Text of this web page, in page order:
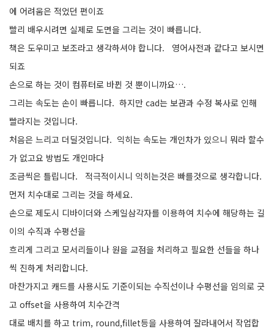
에 어려움은 적었던 편이죠
빨리 배우시려면 실제로 도면을 그리는 것이 빠릅니다.
책은 도우미고 보조라고 생각하셔야 합니다. 영어사전과 같다고 보시면
되죠
손으로 하는 것이 컴퓨터로 바뀐 것 뿐이니까요….
그리는 속도는 손이 빠릅니다. 하지만 cad는 보관과 수정 복사로 인해
빨라지는 것입니다.
처음은 느리고 더딜것입니다. 익히는 속도는 개인차가 있으니 뭐라 할수
가 없고요 방법도 개인마다
조금씩은 틀립니다. 적극적이시니 익히는것은 빠를것으로 생각합니다.
먼저 치수대로 그리는 것을 하세요.
손으로 제도시 디바이더와 스케일삼각자를 이용하여 치수에 해당하는 길
이의 수직과 수평선을
흐리게 그리고 모서리들이나 원을 교점을 처리하고 필요한 선들을 하나
씩 진하게 처리합니다.
마찬가지고 캐드를 사용시도 기준이되는 수직선이나 수평선을 임의로 긋
고 offset을 사용하여 치수간격
대로 배치를 하고 trim, round,fillet등을 사용하여 잘라내어서 작업합